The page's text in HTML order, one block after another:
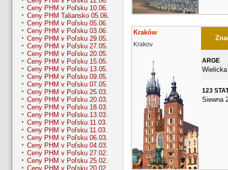
Ceny PHM v Poľsku 10.06.
Ceny PHM Taliansko 05.06.
Ceny PHM v Poľsku 05.06.
Ceny PHM v Poľsku 03.06.
Ceny PHM v Poľsku 29.05.
Ceny PHM v Poľsku 27.05.
Ceny PHM v Poľsku 20.05.
Ceny PHM v Poľsku 15.05.
Ceny PHM v Poľsku 13.05.
Ceny PHM v Poľsku 09.05.
Ceny PHM v Poľsku 07.05.
Ceny PHM v Poľsku 25.03.
Ceny PHM v Poľsku 20.03.
Ceny PHM v Poľsku 18.03.
Ceny PHM v Poľsku 13.03.
Ceny PHM v Poľsku 11.03.
Ceny PHM v Poľsku 11.03.
Ceny PHM v Poľsku 06.03.
Ceny PHM v Poľsku 04.03.
Ceny PHM v Poľsku 27.02.
Ceny PHM v Poľsku 25.02.
Ceny PHM v Poľsku 20.02.
Kraków
Krakov
ARGE
Wielicka
123
Siewna